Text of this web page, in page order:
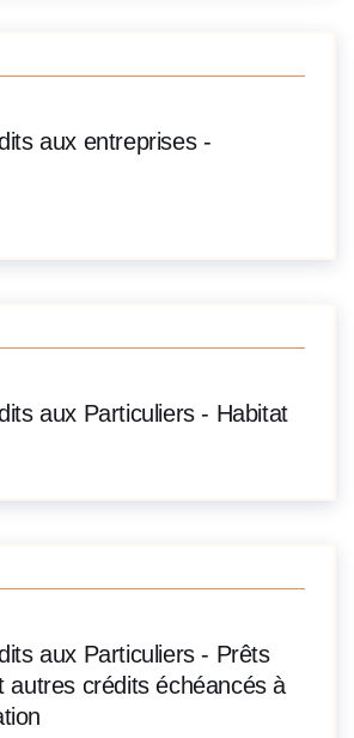
aux entreprises -
aux Particuliers - Habitat
aux Particuliers - Prêts
autres crédits échéancés à